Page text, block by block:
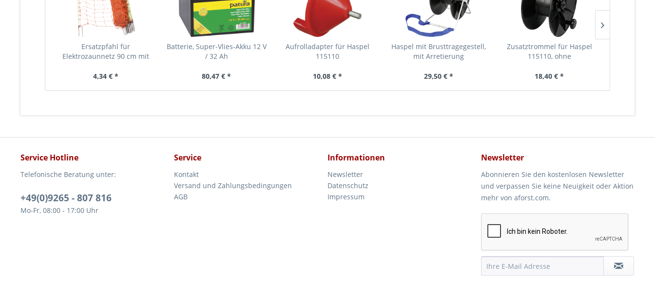
Ersatzpfahl für
Elektrozaunnetz 90 cm mit
4,34 € *
Batterie, Super-Vlies-Akku 12 V
/ 32 Ah
80,47 € *
Aufrolladapter für Haspel
115110
10,08 € *
Haspel mit Brusttragegestell,
mit Arretierung
29,50 € *
Zusatztrommel für Haspel
115110, ohne
18,40 € *
Service Hotline
Telefonische Beratung unter:
+49(0)9265 - 807 816
Mo-Fr, 08:00 - 17:00 Uhr
Service
Kontakt
Versand und Zahlungsbedingungen
AGB
Informationen
Newsletter
Datenschutz
Impressum
Newsletter
Abonnieren Sie den kostenlosen Newsletter
und verpassen Sie keine Neuigkeit oder Aktion
mehr von aforst.com.